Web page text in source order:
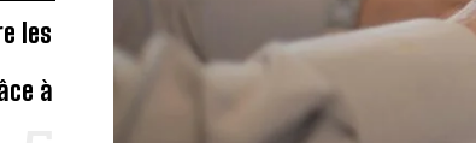
les
à